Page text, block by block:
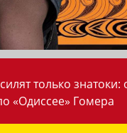
только знатоки:
«Одиссее» Гомера